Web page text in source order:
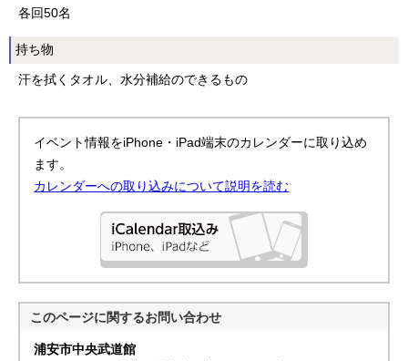
各回50名
持ち物
汗を拭くタオル、水分補給のできるもの
イベント情報をiPhone・iPad端末のカレンダーに取り込め
ます。
カレンダーへの取り込みについて説明を読む
このページに関するお問い合わせ
浦安市中央武道館